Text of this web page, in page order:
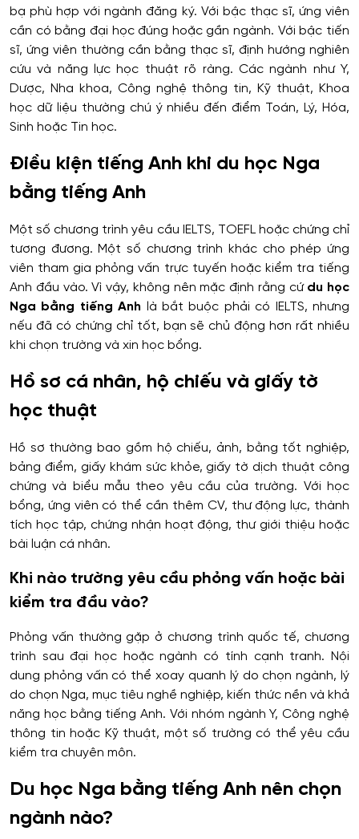
bạ phù hợp với ngành đăng ký. Với bậc thạc sĩ, ứng viên
cần có bằng đại học đúng hoặc gần ngành. Với bậc tiến
sĩ, ứng viên thường cần bằng thạc sĩ, định hướng nghiên
cứu và năng lực học thuật rõ ràng. Các ngành như Y,
Dược, Nha khoa, Công nghệ thông tin, Kỹ thuật, Khoa
học dữ liệu thường chú ý nhiều đến điểm Toán, Lý, Hóa,
Sinh hoặc Tin học.
Điều kiện tiếng Anh khi du học Nga
bằng tiếng Anh
Một số chương trình yêu cầu IELTS, TOEFL hoặc chứng chỉ
tương đương. Một số chương trình khác cho phép ứng
viên tham gia phỏng vấn trực tuyến hoặc kiểm tra tiếng
Anh đầu vào. Vì vậy, không nên mặc định rằng cứ du học
Nga bằng tiếng Anh là bắt buộc phải có IELTS, nhưng
nếu đã có chứng chỉ tốt, bạn sẽ chủ động hơn rất nhiều
khi chọn trường và xin học bổng.
Hồ sơ cá nhân, hộ chiếu và giấy tờ
học thuật
Hồ sơ thường bao gồm hộ chiếu, ảnh, bằng tốt nghiệp,
bảng điểm, giấy khám sức khỏe, giấy tờ dịch thuật công
chứng và biểu mẫu theo yêu cầu của trường. Với học
bổng, ứng viên có thể cần thêm CV, thư động lực, thành
tích học tập, chứng nhận hoạt động, thư giới thiệu hoặc
bài luận cá nhân.
Khi nào trường yêu cầu phỏng vấn hoặc bài
kiểm tra đầu vào?
Phỏng vấn thường gặp ở chương trình quốc tế, chương
trình sau đại học hoặc ngành có tính cạnh tranh. Nội
dung phỏng vấn có thể xoay quanh lý do chọn ngành, lý
do chọn Nga, mục tiêu nghề nghiệp, kiến thức nền và khả
năng học bằng tiếng Anh. Với nhóm ngành Y, Công nghệ
thông tin hoặc Kỹ thuật, một số trường có thể yêu cầu
kiểm tra chuyên môn.
Du học Nga bằng tiếng Anh nên chọn
ngành nào?